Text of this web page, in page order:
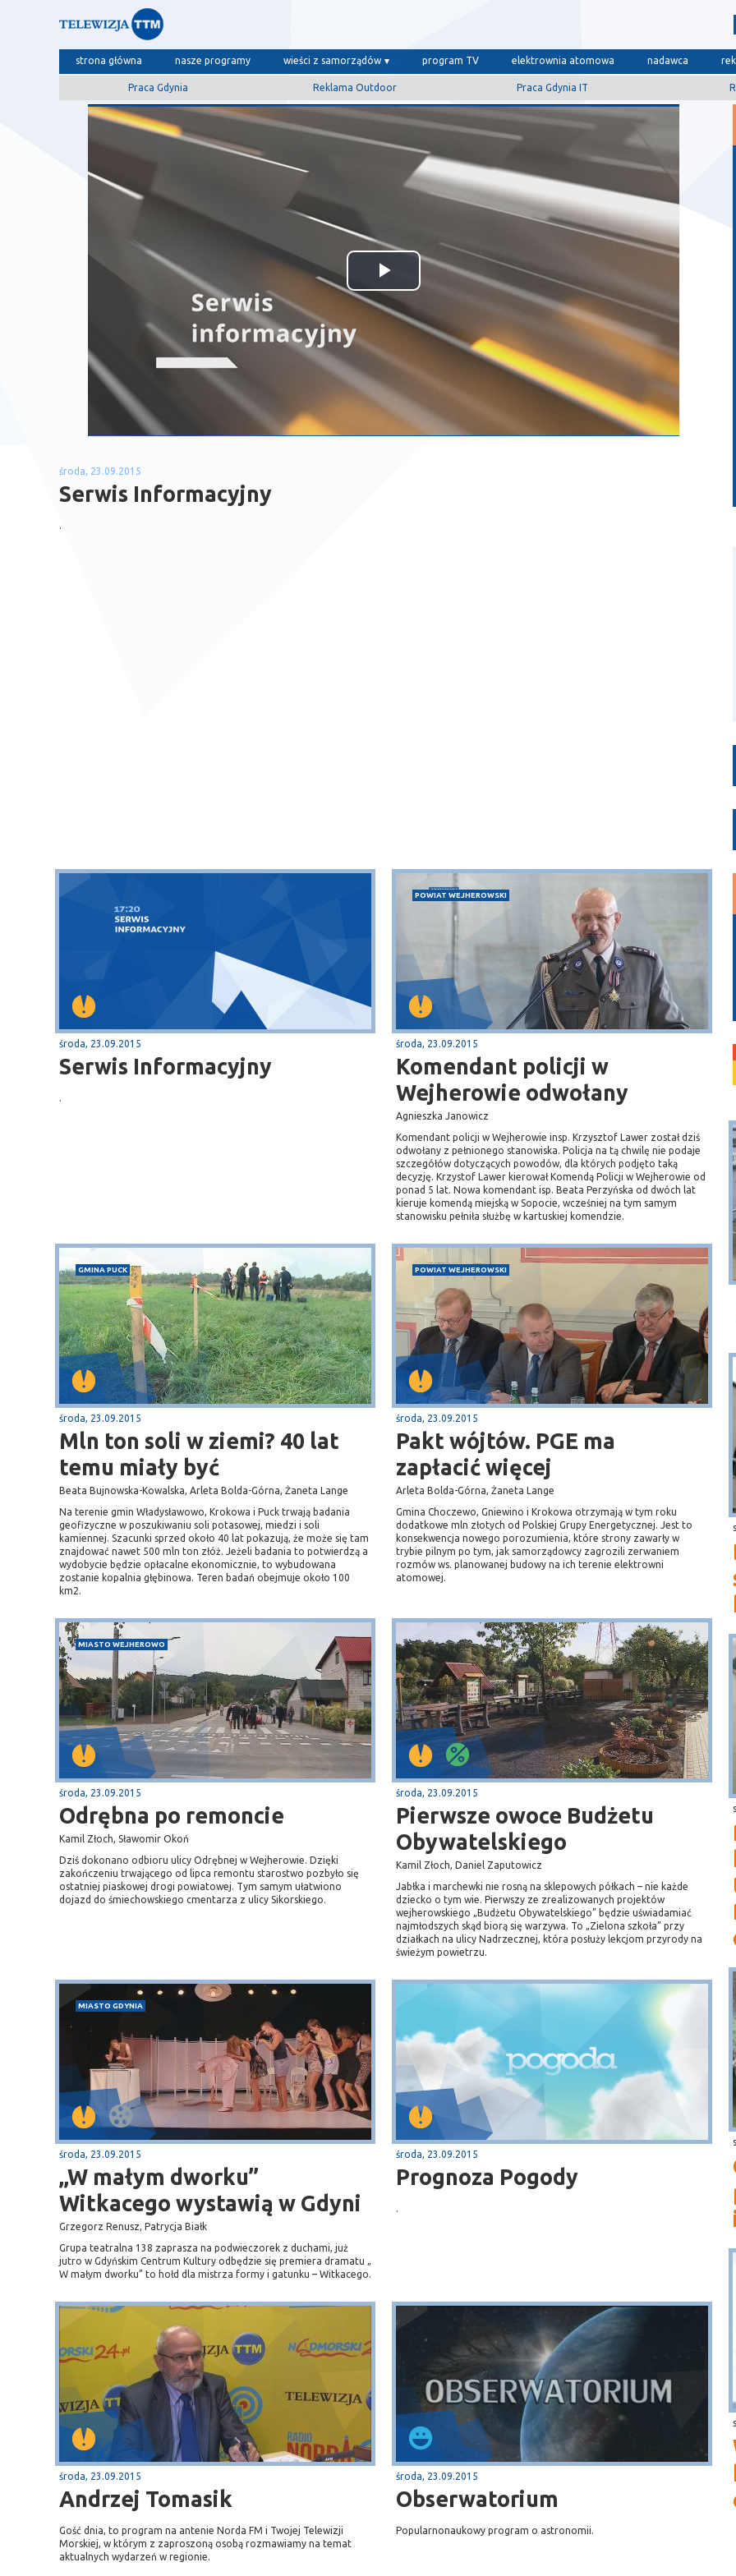
strona główna nasze programy wieści z samorządów program TV elektrownia atomowa nadawca
Praca Gdynia Reklama Outdoor Praca Gdynia IT
Odtwórz
wideo
środa, 23.09.2015
Serwis Informacyjny
.
środa, 23.09.2015
Serwis Informacyjny
.
POWIAT WEJHEROWSKI
środa, 23.09.2015
Komendant policji w
Wejherowie odwołany
Agnieszka Janowicz
Komendant policji w Wejherowie insp. Krzysztof Lawer został dziś
odwołany z pełnionego stanowiska. Policja na tą chwilę nie podaje
szczegółów dotyczących powodów, dla których podjęto taką
decyzję. Krzystof Lawer kierował Komendą Policji w Wejherowie od
ponad 5 lat. Nowa komendant isp. Beata Perzyńska od dwóch lat
kieruje komendą miejską w Sopocie, wcześniej na tym samym
stanowisku pełniła służbę w kartuskiej komendzie.
GMINA PUCK
środa, 23.09.2015
Mln ton soli w ziemi? 40 lat
temu miały być
Beata Bujnowska-Kowalska, Arleta Bolda-Górna, Żaneta Lange
Na terenie gmin Władysławowo, Krokowa i Puck trwają badania
geofizyczne w poszukiwaniu soli potasowej, miedzi i soli
kamiennej. Szacunki sprzed około 40 lat pokazują, że może się tam
znajdować nawet 500 mln ton złóż. Jeżeli badania to potwierdzą a
wydobycie będzie opłacalne ekonomicznie, to wybudowana
zostanie kopalnia głębinowa. Teren badań obejmuje około 100
km2.
POWIAT WEJHEROWSKI
środa, 23.09.2015
Pakt wójtów. PGE ma
zapłacić więcej
Arleta Bolda-Górna, Żaneta Lange
Gmina Choczewo, Gniewino i Krokowa otrzymają w tym roku
dodatkowe mln złotych od Polskiej Grupy Energetycznej. Jest to
konsekwencja nowego porozumienia, które strony zawarły w
trybie pilnym po tym, jak samorządowcy zagrozili zerwaniem
rozmów ws. planowanej budowy na ich terenie elektrowni
atomowej.
MIASTO WEJHEROWO
środa, 23.09.2015
Odrębna po remoncie
Kamil Złoch, Sławomir Okoń
Dziś dokonano odbioru ulicy Odrębnej w Wejherowie. Dzięki
zakończeniu trwającego od lipca remontu starostwo pozbyło się
ostatniej piaskowej drogi powiatowej. Tym samym ułatwiono
dojazd do śmiechowskiego cmentarza z ulicy Sikorskiego.
środa, 23.09.2015
Pierwsze owoce Budżetu
Obywatelskiego
Kamil Złoch, Daniel Zaputowicz
Jabłka i marchewki nie rosną na sklepowych półkach – nie każde
dziecko o tym wie. Pierwszy ze zrealizowanych projektów
wejherowskiego „Budżetu Obywatelskiego” będzie uświadamiać
najmłodszych skąd biorą się warzywa. To „Zielona szkoła” przy
działkach na ulicy Nadrzecznej, która posłuży lekcjom przyrody na
świeżym powietrzu.
MIASTO GDYNIA
środa, 23.09.2015
„W małym dworku”
Witkacego wystawią w Gdyni
Grzegorz Renusz, Patrycja Białk
Grupa teatralna 138 zaprasza na podwieczorek z duchami, już
jutro w Gdyńskim Centrum Kultury odbędzie się premiera dramatu „
W małym dworku” to hołd dla mistrza formy i gatunku – Witkacego.
środa, 23.09.2015
Prognoza Pogody
.
środa, 23.09.2015
Andrzej Tomasik
Gość dnia, to program na antenie Norda FM i Twojej Telewizji
Morskiej, w którym z zaproszoną osobą rozmawiamy na temat
aktualnych wydarzeń w regionie.
środa, 23.09.2015
Obserwatorium
Popularnonaukowy program o astronomii.
Sopot
plaża
Puck
Przystań, molo